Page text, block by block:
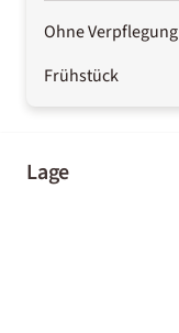
Ohne Verpflegung
Frühstück
Lage